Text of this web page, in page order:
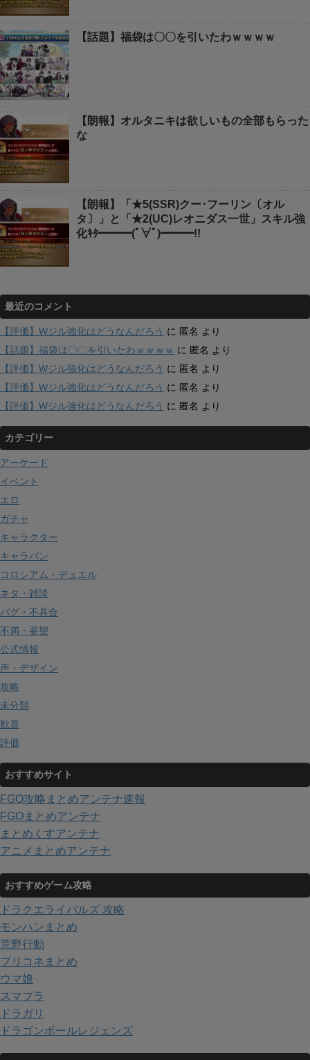
【話題】福袋は〇〇を引いたわｗｗｗｗ
【朗報】オルタニキは欲しいもの全部もらった
な
【朗報】「★5(SSR)クー･フーリン〔オル
タ〕」と「★2(UC)レオニダス一世」スキル強
化ｷﾀ━━━(ﾟ∀ﾟ)━━━!!
最近のコメント
【評価】Wジル強化はどうなんだろう に 匿名 より
【話題】福袋は〇〇を引いたわｗｗｗｗ に 匿名 より
【評価】Wジル強化はどうなんだろう に 匿名 より
【評価】Wジル強化はどうなんだろう に 匿名 より
【評価】Wジル強化はどうなんだろう に 匿名 より
カテゴリー
アーケード
イベント
エロ
ガチャ
キャラクター
キャラバン
コロシアム・デュエル
ネタ・雑談
バグ・不具合
不満・要望
公式情報
声・デザイン
攻略
未分類
歓喜
評価
おすすめサイト
FGO攻略まとめアンテナ速報
FGOまとめアンテナ
まとめくすアンテナ
アニメまとめアンテナ
おすすめゲーム攻略
ドラクエライバルズ 攻略
モンハンまとめ
荒野行動
プリコネまとめ
ウマ娘
スマブラ
ドラガリ
ドラゴンボールレジェンズ